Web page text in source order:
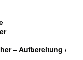
– Aufbereitung /